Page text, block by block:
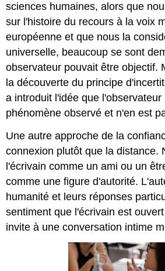
sciences humaines, alors que
sur l'histoire du recours à la voix
européenne et que nous la
universelle, beaucoup se sont
observateur pouvait être objectif.
la découverte du principe
a introduit l'idée que l'observateur
phénomène observé et n'en est
Une autre approche de la
connexion plutôt que la distance.
l'écrivain comme un ami ou un
comme une figure d'autorité.
humanité et leurs réponses
sentiment que l'écrivain est
invite à une conversation intime